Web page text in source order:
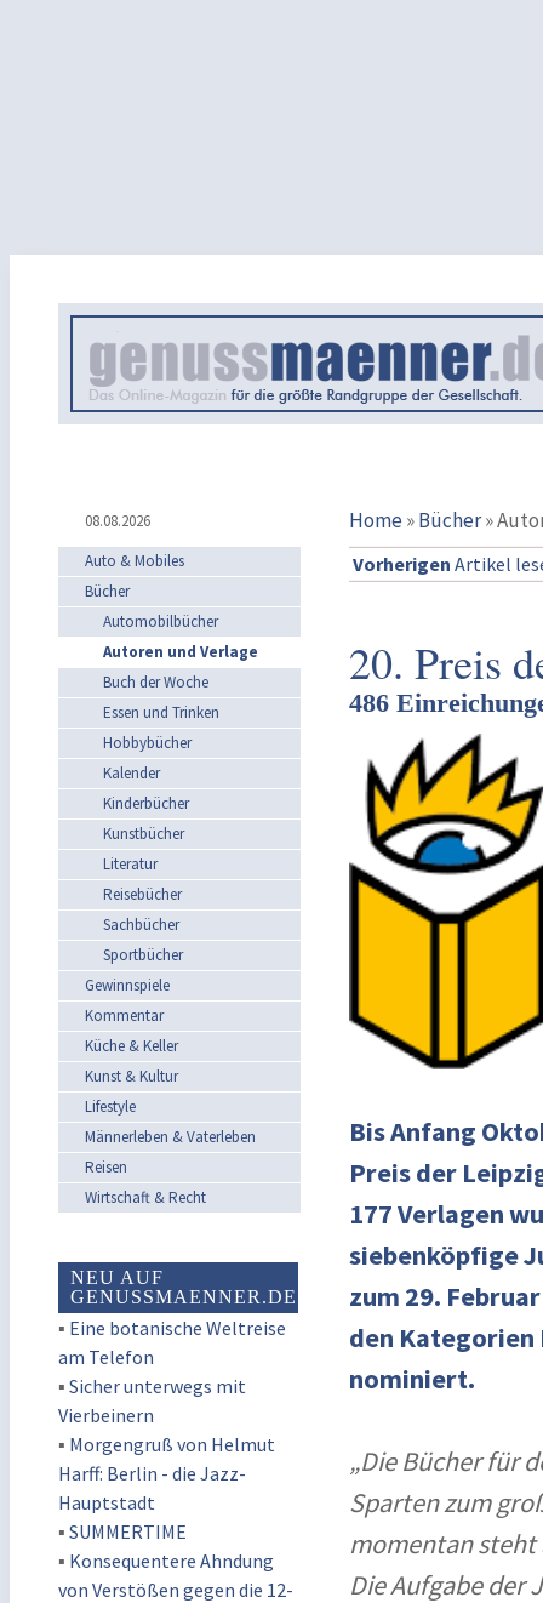
08.08.2026 Home»Bücher»
Auto & Mobiles
Bücher
Automobilbücher
Autoren und Verlage
Buch der Woche
Essen und Trinken
Hobbybücher
Kalender
Kinderbücher
Kunstbücher
Literatur
Reisebücher
Sachbücher
Sportbücher
Gewinnspiele
Kommentar
Küche & Keller
Kunst & Kultur
Lifestyle
Männerleben & Vaterleben
Reisen
Wirtschaft & Recht
NEU AUF
GENUSSMAENNER.DE
▪ Eine botanische Weltreise
am Telefon
▪ Sicher unterwegs mit
Vierbeinern
▪ Morgengruß von Helmut
Harff: Berlin - die Jazz-
Hauptstadt
▪ SUMMERTIME
▪ Konsequentere Ahndung
von Verstößen gegen die 12-
Vorherigen Artikel
20. Preis
486
Bis Anfang
Preis der
177 Verlagen
siebenköpfige
zum 29.
den Kategorien
nominiert.
„Die Bücher für
Sparten zum
momentan steht
Die Aufgabe der